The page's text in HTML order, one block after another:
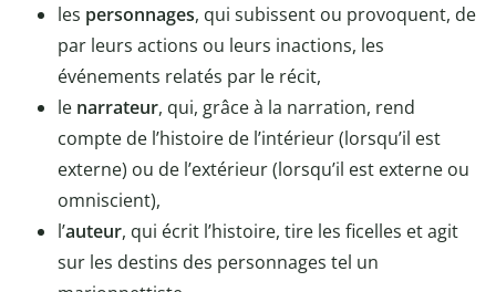
les personnages, qui subissent ou provoquent, de
par leurs actions ou leurs inactions, les
événements relatés par le récit,
le narrateur, qui, grâce à la narration, rend
compte de l’histoire de l’intérieur (lorsqu’il est
externe) ou de l’extérieur (lorsqu’il est externe ou
omniscient),
l’auteur, qui écrit l’histoire, tire les ficelles et agit
sur les destins des personnages tel un